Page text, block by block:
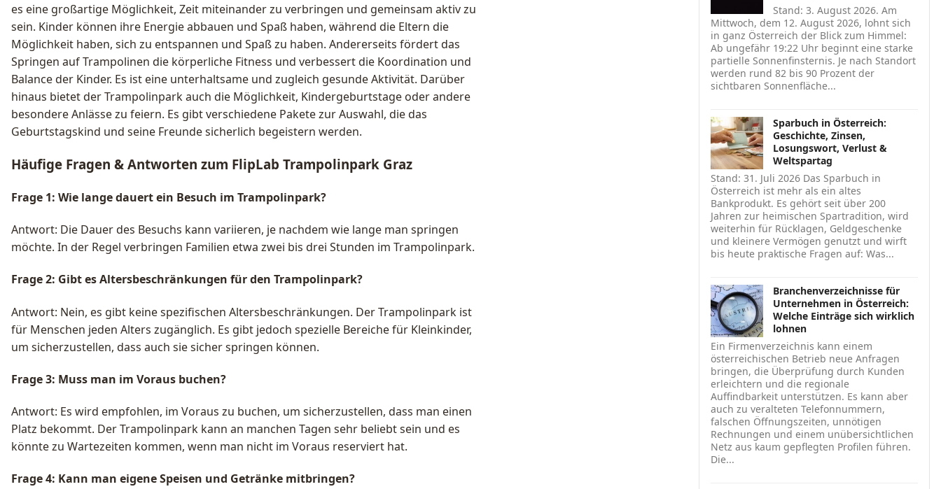
es eine großartige Möglichkeit, Zeit miteinander zu verbringen und gemeinsam aktiv zu
sein. Kinder können ihre Energie abbauen und Spaß haben, während die Eltern die
Möglichkeit haben, sich zu entspannen und Spaß zu haben. Andererseits fördert das
Springen auf Trampolinen die körperliche Fitness und verbessert die Koordination und
Balance der Kinder. Es ist eine unterhaltsame und zugleich gesunde Aktivität. Darüber
hinaus bietet der Trampolinpark auch die Möglichkeit, Kindergeburtstage oder andere
besondere Anlässe zu feiern. Es gibt verschiedene Pakete zur Auswahl, die das
Geburtstagskind und seine Freunde sicherlich begeistern werden.
Häufige Fragen & Antworten zum FlipLab Trampolinpark Graz
Frage 1: Wie lange dauert ein Besuch im Trampolinpark?
Antwort: Die Dauer des Besuchs kann variieren, je nachdem wie lange man springen
möchte. In der Regel verbringen Familien etwa zwei bis drei Stunden im Trampolinpark.
Frage 2: Gibt es Altersbeschränkungen für den Trampolinpark?
Antwort: Nein, es gibt keine spezifischen Altersbeschränkungen. Der Trampolinpark ist
für Menschen jeden Alters zugänglich. Es gibt jedoch spezielle Bereiche für Kleinkinder,
um sicherzustellen, dass auch sie sicher springen können.
Frage 3: Muss man im Voraus buchen?
Antwort: Es wird empfohlen, im Voraus zu buchen, um sicherzustellen, dass man einen
Platz bekommt. Der Trampolinpark kann an manchen Tagen sehr beliebt sein und es
könnte zu Wartezeiten kommen, wenn man nicht im Voraus reserviert hat.
Frage 4: Kann man eigene Speisen und Getränke mitbringen?
Stand: 3. August 2026. Am
Mittwoch, dem 12. August 2026, lohnt sich
in ganz Österreich der Blick zum Himmel:
Ab ungefähr 19:22 Uhr beginnt eine starke
partielle Sonnenfinsternis. Je nach Standort
werden rund 82 bis 90 Prozent der
sichtbaren Sonnenfläche...
Sparbuch in Österreich:
Geschichte, Zinsen,
Losungswort, Verlust &
Weltspartag
Stand: 31. Juli 2026 Das Sparbuch in
Österreich ist mehr als ein altes
Bankprodukt. Es gehört seit über 200
Jahren zur heimischen Spartradition, wird
weiterhin für Rücklagen, Geldgeschenke
und kleinere Vermögen genutzt und wirft
bis heute praktische Fragen auf: Was...
Branchenverzeichnisse für
Unternehmen in Österreich:
Welche Einträge sich wirklich
lohnen
Ein Firmenverzeichnis kann einem
österreichischen Betrieb neue Anfragen
bringen, die Überprüfung durch Kunden
erleichtern und die regionale
Auffindbarkeit unterstützen. Es kann aber
auch zu veralteten Telefonnummern,
falschen Öffnungszeiten, unnötigen
Rechnungen und einem unübersichtlichen
Netz aus kaum gepflegten Profilen führen.
Die...